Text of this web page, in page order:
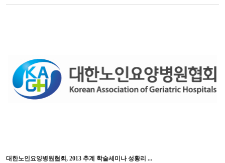
대한노인요양병원협회, 2013 추계 학술세미나 성황리 ...